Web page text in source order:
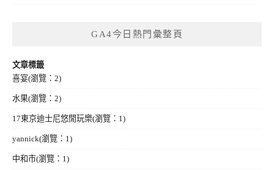
GA4今日熱門彙整頁
文章標籤
喜宴(瀏覽：2)
水果(瀏覽：2)
17東京迪士尼悠閒玩樂(瀏覽：1)
yannick(瀏覽：1)
中和市(瀏覽：1)